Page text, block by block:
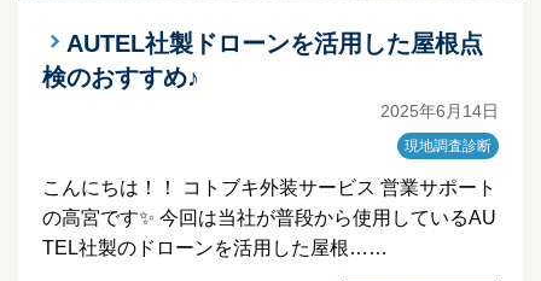
AUTEL社製ドローンを活用した屋根点
検のおすすめ♪
2025年6月14日
現地調査診断
こんにちは！！ コトブキ外装サービス 営業サポート
の高宮です✨ 今回は当社が普段から使用しているAU
TEL社製のドローンを活用した屋根……